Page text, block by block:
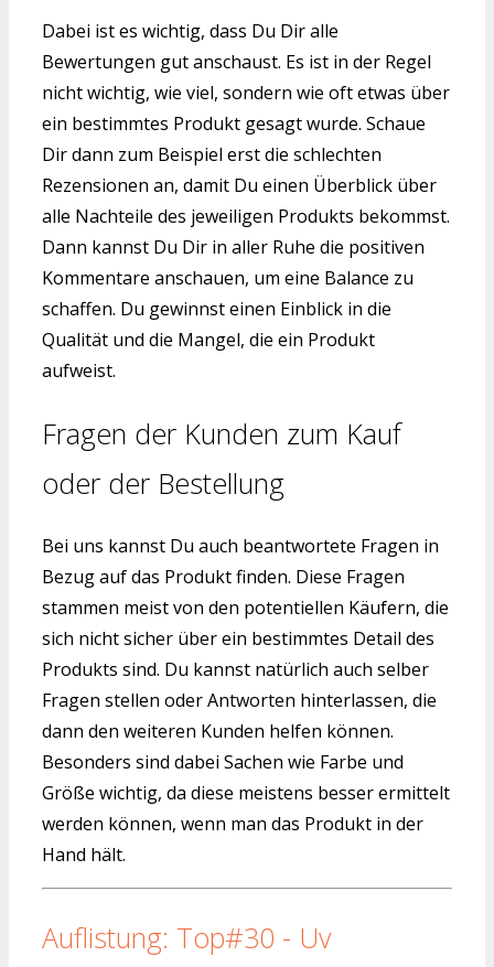
Dabei ist es wichtig, dass Du Dir alle
Bewertungen gut anschaust. Es ist in der Regel
nicht wichtig, wie viel, sondern wie oft etwas über
ein bestimmtes Produkt gesagt wurde. Schaue
Dir dann zum Beispiel erst die schlechten
Rezensionen an, damit Du einen Überblick über
alle Nachteile des jeweiligen Produkts bekommst.
Dann kannst Du Dir in aller Ruhe die positiven
Kommentare anschauen, um eine Balance zu
schaffen. Du gewinnst einen Einblick in die
Qualität und die Mangel, die ein Produkt
aufweist.
Fragen der Kunden zum Kauf
oder der Bestellung
Bei uns kannst Du auch beantwortete Fragen in
Bezug auf das Produkt finden. Diese Fragen
stammen meist von den potentiellen Käufern, die
sich nicht sicher über ein bestimmtes Detail des
Produkts sind. Du kannst natürlich auch selber
Fragen stellen oder Antworten hinterlassen, die
dann den weiteren Kunden helfen können.
Besonders sind dabei Sachen wie Farbe und
Größe wichtig, da diese meistens besser ermittelt
werden können, wenn man das Produkt in der
Hand hält.
Auflistung: Top#30 - Uv